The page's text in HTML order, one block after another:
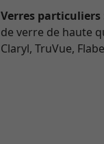
Verres particuliers
de verre de haute
Claryl, TruVue,